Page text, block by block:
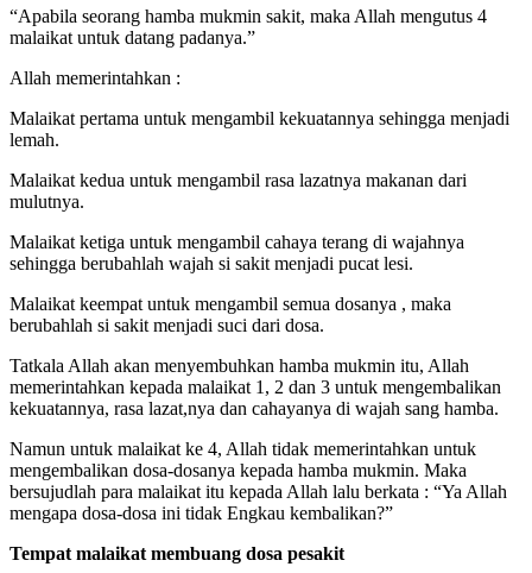
“Apabila seorang hamba mukmin sakit, maka Allah mengutus 4
malaikat untuk datang padanya.”
Allah memerintahkan :
Malaikat pertama untuk mengambil kekuatannya sehingga menjadi
lemah.
Malaikat kedua untuk mengambil rasa lazatnya makanan dari
mulutnya.
Malaikat ketiga untuk mengambil cahaya terang di wajahnya
sehingga berubahlah wajah si sakit menjadi pucat lesi.
Malaikat keempat untuk mengambil semua dosanya , maka
berubahlah si sakit menjadi suci dari dosa.
Tatkala Allah akan menyembuhkan hamba mukmin itu, Allah
memerintahkan kepada malaikat 1, 2 dan 3 untuk mengembalikan
kekuatannya, rasa lazat,nya dan cahayanya di wajah sang hamba.
Namun untuk malaikat ke 4, Allah tidak memerintahkan untuk
mengembalikan dosa-dosanya kepada hamba mukmin. Maka
bersujudlah para malaikat itu kepada Allah lalu berkata : “Ya Allah
mengapa dosa-dosa ini tidak Engkau kembalikan?”
Tempat malaikat membuang dosa pesakit